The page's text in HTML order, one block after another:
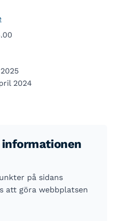
2024
på sidans
att göra webbplatsen